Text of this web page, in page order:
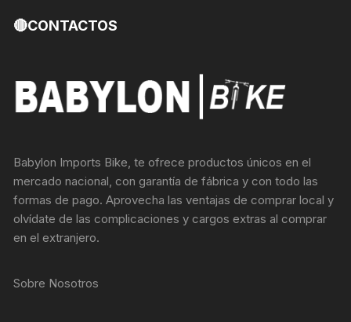
🔴CONTACTOS
Babylon Imports Bike, te ofrece productos únicos en el
mercado nacional, con garantía de fábrica y con todo las
formas de pago. Aprovecha las ventajas de comprar local y
olvídate de las complicaciones y cargos extras al comprar
en el extranjero.
Sobre Nosotros